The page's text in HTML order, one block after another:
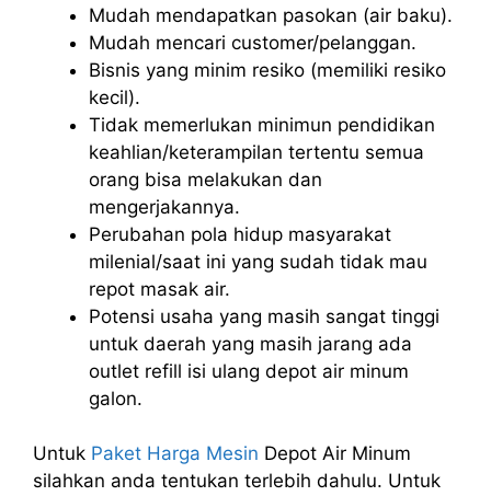
Mudah mendapatkan pasokan (air baku).
Mudah mencari customer/pelanggan.
Bisnis yang minim resiko (memiliki resiko
kecil).
Tidak memerlukan minimun pendidikan
keahlian/keterampilan tertentu semua
orang bisa melakukan dan
mengerjakannya.
Perubahan pola hidup masyarakat
milenial/saat ini yang sudah tidak mau
repot masak air.
Potensi usaha yang masih sangat tinggi
untuk daerah yang masih jarang ada
outlet refill isi ulang depot air minum
galon.
Untuk Paket Harga Mesin Depot Air Minum
silahkan anda tentukan terlebih dahulu. Untuk